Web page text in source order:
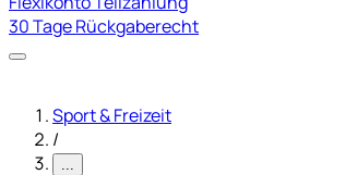
30 Tage Rückgaberecht
Sport & Freizeit
/
...